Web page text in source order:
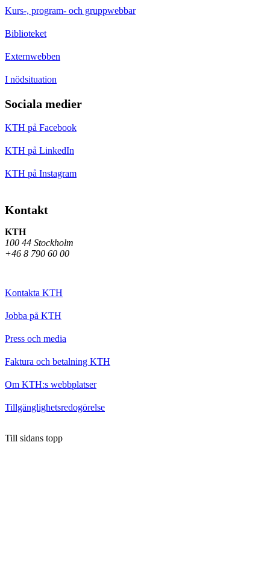
Kurs-, program- och gruppwebbar
Biblioteket
Externwebben
I nödsituation
Sociala medier
KTH på Facebook
KTH på LinkedIn
KTH på Instagram
Kontakt
KTH
100 44 Stockholm
+46 8 790 60 00
Kontakta KTH
Jobba på KTH
Press och media
Faktura och betalning KTH
Om KTH:s webbplatser
Tillgänglighetsredogörelse
Till sidans topp